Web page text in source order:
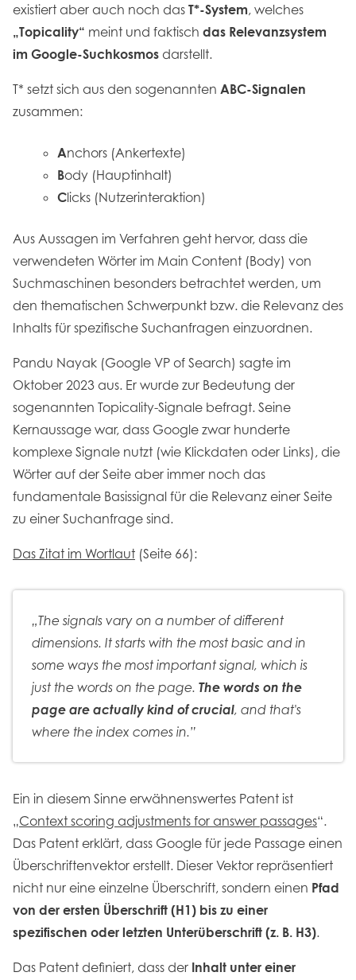
existiert aber auch noch das T*-System, welches
„Topicality“ meint und faktisch das Relevanzsystem
im Google-Suchkosmos darstellt.
T* setzt sich aus den sogenannten ABC-Signalen
zusammen:
Anchors (Ankertexte)
Body (Hauptinhalt)
Clicks (Nutzerinteraktion)
Aus Aussagen im Verfahren geht hervor, dass die
verwendeten Wörter im Main Content (Body) von
Suchmaschinen besonders betrachtet werden, um
den thematischen Schwerpunkt bzw. die Relevanz des
Inhalts für spezifische Suchanfragen einzuordnen.
Pandu Nayak (Google VP of Search) sagte im
Oktober 2023 aus. Er wurde zur Bedeutung der
sogenannten Topicality-Signale befragt. Seine
Kernaussage war, dass Google zwar hunderte
komplexe Signale nutzt (wie Klickdaten oder Links), die
Wörter auf der Seite aber immer noch das
fundamentale Basissignal für die Relevanz einer Seite
zu einer Suchanfrage sind.
Das Zitat im Wortlaut (Seite 66):
„The signals vary on a number of different
dimensions. It starts with the most basic and in
some ways the most important signal, which is
just the words on the page. The words on the
page are actually kind of crucial, and that's
where the index comes in.”
Ein in diesem Sinne erwähnenswertes Patent ist
„Context scoring adjustments for answer passages“.
Das Patent erklärt, dass Google für jede Passage einen
Überschriftenvektor erstellt. Dieser Vektor repräsentiert
nicht nur eine einzelne Überschrift, sondern einen Pfad
von der ersten Überschrift (H1) bis zu einer
spezifischen oder letzten Unterüberschrift (z. B. H3).
Das Patent definiert, dass der Inhalt unter einer